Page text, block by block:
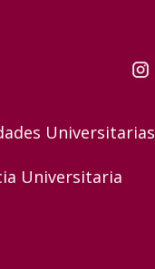
Universitarias
Universitaria